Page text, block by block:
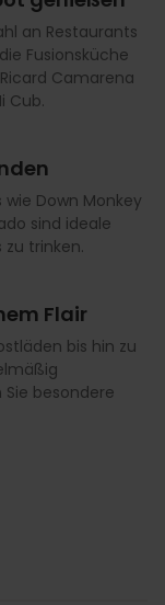
an Restaurants
Fusionsküche
Camarena
Cub.
wie Down Monkey
sind ideale
trinken.
Flair
bis hin zu
besondere